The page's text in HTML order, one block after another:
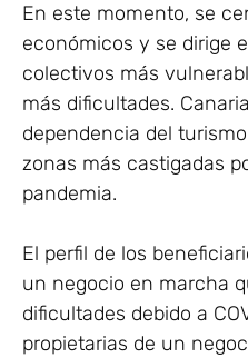
En este momento, se
económicos y se dirige
colectivos más
más dificultades.
dependencia del
zonas más castigadas
pandemia.
El perfil de los
un negocio en marcha
dificultades debido a
propietarias de un